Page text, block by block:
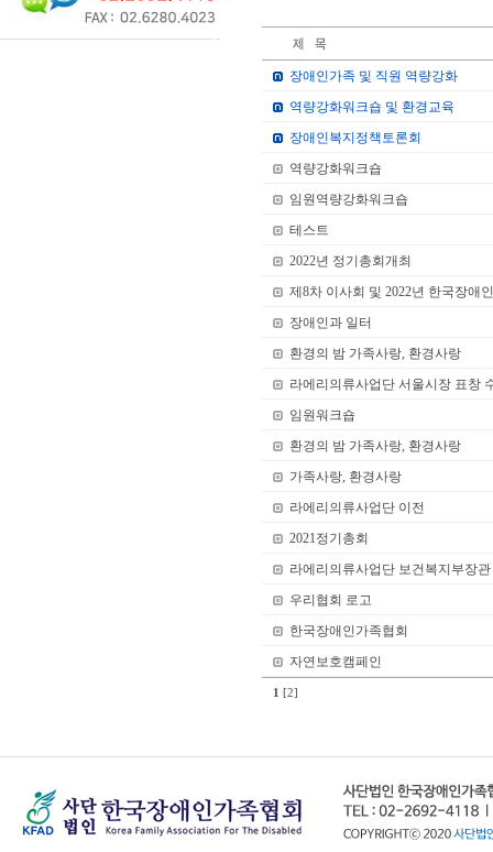
장애인가족 및 직원 역량강화
역량강화워크숍 및 환경교육
장애인복지정책토론회
역량강화워크숍
임원역량강화워크숍
테스트
2022년 정기총회개최
제8차 이사회 및 2022년 한국장애
장애인과 일터
환경의 밤 가족사랑, 환경사랑
라에리의류사업단 서울시장 표창
임원워크숍
환경의 밤 가족사랑, 환경사랑
가족사랑, 환경사랑
라에리의류사업단 이전
2021정기총회
라에리의류사업단 보건복지부장
우리협회 로고
한국장애인가족협회
자연보호캠페인
1 [2]